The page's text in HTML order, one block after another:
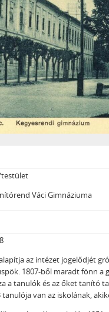
testület
Váci Gimnáziuma
az intézet jogelődjét
1807-ből maradt fönn a
a tanulók és az őket tanító
tanulója van az iskolának,